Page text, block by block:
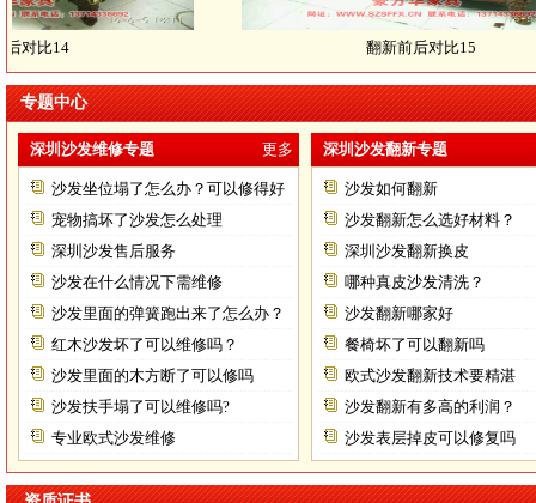
比14 翻新前后对比15
专题中心
深圳沙发维修专题 更多
沙发坐位塌了怎么办？可以修得好
不？
宠物搞坏了沙发怎么处理
深圳沙发售后服务
沙发在什么情况下需维修
沙发里面的弹簧跑出来了怎么办？
红木沙发坏了可以维修吗？
沙发里面的木方断了可以修吗
沙发扶手塌了可以维修吗?
专业欧式沙发维修
深圳沙发翻新专题
沙发如何翻新
沙发翻新怎么选好材料？
深圳沙发翻新换皮
哪种真皮沙发清洗？
沙发翻新哪家好
餐椅坏了可以翻新吗
欧式沙发翻新技术要精湛
沙发翻新有多高的利润？
沙发表层掉皮可以修复吗